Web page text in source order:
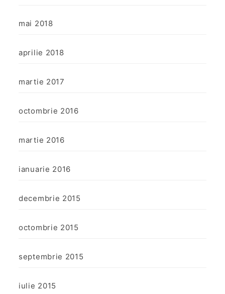
mai 2018
aprilie 2018
martie 2017
octombrie 2016
martie 2016
ianuarie 2016
decembrie 2015
octombrie 2015
septembrie 2015
iulie 2015